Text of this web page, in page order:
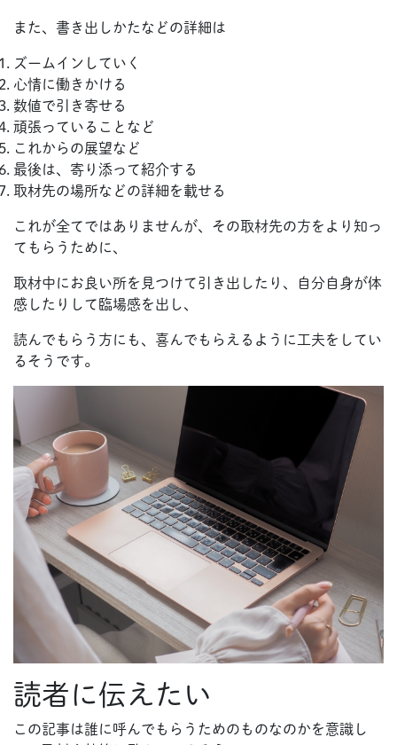
また、書き出しかたなどの詳細は
ズームインしていく
心情に働きかける
数値で引き寄せる
頑張っていることなど
これからの展望など
最後は、寄り添って紹介する
取材先の場所などの詳細を載せる
これが全てではありませんが、その取材先の方をより知っ
てもらうために、
取材中にお良い所を見つけて引き出したり、自分自身が体
感したりして臨場感を出し、
読んでもらう方にも、喜んでもらえるように工夫をしてい
るそうです。
読者に伝えたい
この記事は誰に呼んでもらうためのものなのかを意識し